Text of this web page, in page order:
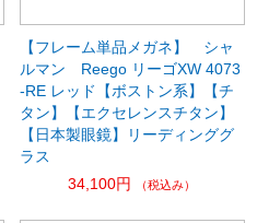
【フレーム単品メガネ】 シャ
ルマン Reego リーゴXW 4073
-RE レッド【ボストン系】【チ
タン】【エクセレンスチタン】
【日本製眼鏡】リーディンググ
ラス
34,100円
（税込み）